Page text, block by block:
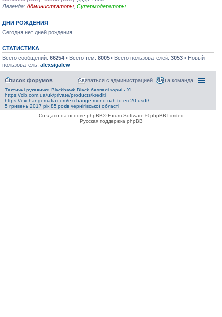
Легенда: Администраторы Супермодераторы
ДНИ РОЖДЕНИЯ
Сегодня нет дней рождения.
СТАТИСТИКА
Всего сообщений: 66254 • Всего тем: 8005 • Всего пользователей: 3053 • Новый
пользователь: alexsigalew
Список форумов Наша команда
Связаться с администрацией
Тактичні рукавички Blackhawk Black безпалі чорні - XL
https://cib.com.ua/uk/private/products/krediti
https://exchangemafia.com/exchange-mono-uah-to-erc20-usdt/
5 гривень 2017 рік 85 років чернігівської області
Создано на основе phpBB® Forum Software © phpBB Limited
Русская поддержка phpBB